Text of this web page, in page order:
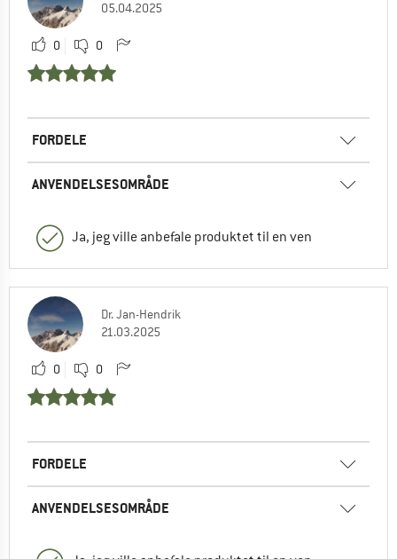
05.04.2025
0 0
FORDELE
ANVENDELSESOMRÅDE
Ja, jeg ville anbefale produktet til en ven
Dr. Jan-Hendrik
21.03.2025
0 0
FORDELE
ANVENDELSESOMRÅDE